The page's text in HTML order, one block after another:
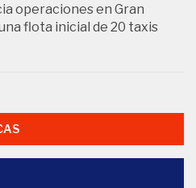
operaciones en Gran
flota inicial de 20 taxis